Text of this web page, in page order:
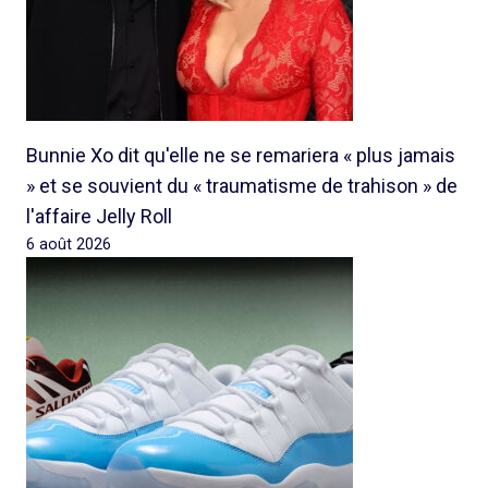
Bunnie Xo dit qu'elle ne se remariera « plus jamais
» et se souvient du « traumatisme de trahison » de
l'affaire Jelly Roll
6 août 2026